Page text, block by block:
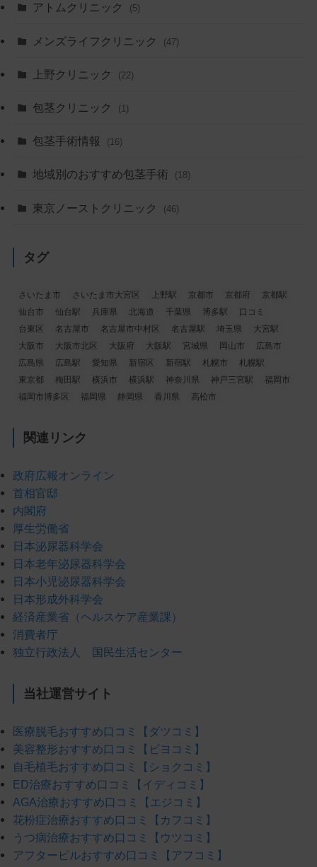
アトムクリニック (5)
メンズライフクリニック (47)
上野クリニック (22)
包茎クリニック (1)
包茎手術情報 (16)
地域別のおすすめ包茎手術 (18)
東京ノーストクリニック (46)
タグ
さいたま市 さいたま市大宮区 上野駅 京都市 京都府
京都駅
仙台市
仙台駅 兵庫県 北海道 千葉県 博多駅
口コミ
台東区
名古屋市 名古屋市中村区 名古屋駅 埼玉県
大宮駅
大阪市
大阪市北区 大阪府 大阪駅 宮城県 岡山市
広島市
広島県
広島駅 愛知県 新宿区 新宿駅 札幌市
札幌駅
東京都
梅田駅 横浜市 横浜駅 神奈川県 神戸三宮駅
福岡市
福岡市博多区
福岡県 静岡県 香川県 高松市
関連リンク
政府広報オンライン
首相官邸
内閣府
厚生労働省
日本泌尿器科学会
日本老年泌尿器科学会
日本小児泌尿器科学会
日本形成外科学会
経済産業省（ヘルスケア産業課）
消費者庁
独立行政法人 国民生活センター
当社運営サイト
医療脱毛おすすめ口コミ【ダツコミ】
美容整形おすすめ口コミ【ビヨコミ】
自毛植毛おすすめ口コミ【ショクコミ】
ED治療おすすめ口コミ【イディコミ】
AGA治療おすすめ口コミ【エジコミ】
花粉症治療おすすめ口コミ【カフコミ】
うつ病治療おすすめ口コミ【ウツコミ】
アフターピルおすすめ口コミ【アフコミ】